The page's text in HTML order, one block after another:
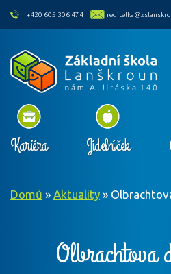
skip to main content
+420 605 306 474
Kariéra Jídelníček
Domů » Aktuality »